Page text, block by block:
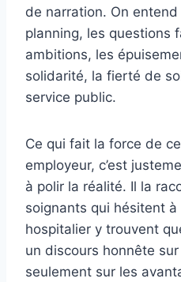
de narration. On
planning, les questions
ambitions, les
solidarité, la fierté de
service public.
Ce qui fait la force de
employeur, c’est
à polir la réalité. Il la
soignants qui hésitent
hospitalier y trouvent
un discours honnête
seulement sur les